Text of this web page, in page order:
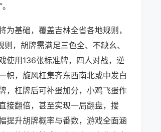
基础，覆盖吉林全省各地规则，
，胡牌需满足三色全、不缺幺、
使用136张标准牌，四人对战，逆
帜，旋风杠集齐东西南北或中发白
，杠牌后可补蛋加分，小鸡飞蛋作
接翻倍，甚至实现一局翻盘，搂
提升胡牌概率与番数，游戏全面涵